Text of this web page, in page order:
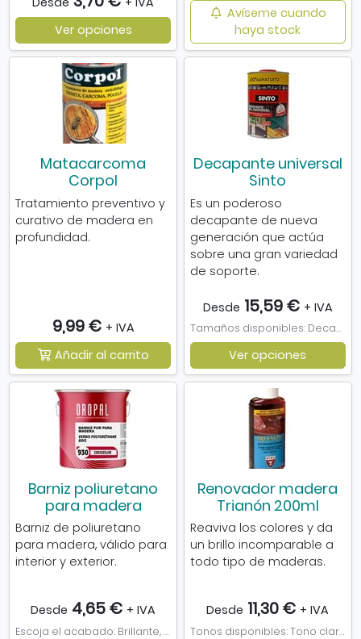
Ver opciones
Avíseme cuando
haya stock
Matacarcoma
Corpol
Tratamiento preventivo y
curativo de madera en
profundidad.
9,99 € + IVA
Añadir al carrito
Decapante universal
Sinto
Es un poderoso
decapante de nueva
generación que actúa
sobre una gran variedad
de soporte.
Desde 15,59 € + IVA
Tamaños disponibles: Decapante Sinto 1l, Decapante Sinto 5l
Ver opciones
Barniz poliuretano
para madera
Barniz de poliuretano
para madera, válido para
interior y exterior.
Desde 4,65 € + IVA
Escoja el acabado: Brillante, Satinado, Mate
Renovador madera
Trianón 200ml
Reaviva los colores y da
un brillo incomparable a
todo tipo de maderas.
Desde 11,30 € + IVA
Tonos disponibles: Tono claro